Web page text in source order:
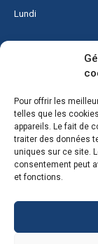
Pour offrir les
telles que les
appareils. Le fait de
traiter des données
uniques sur ce site.
consentement peut
et fonctions.
Lundi
Mercredi
Jeudi